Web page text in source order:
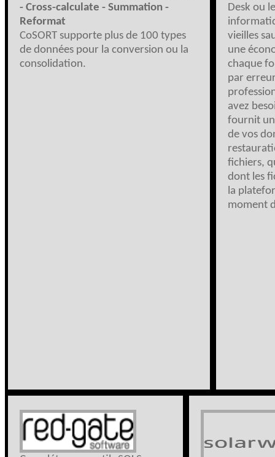
- Cross-calculate - Summation -
Reformat
CoSORT supporte plus de 100 types
de données pour la conversion ou la
consolidation.
Desk ou
vieilles
une
chaque
par
avez
fournit
de vos
fichiers,
dont les
la
moment